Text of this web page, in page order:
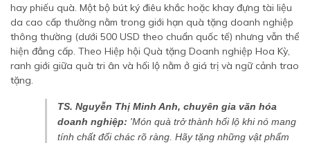
hay phiếu quà. Một bộ bút ký điêu khắc hoặc khay đựng tài liệu
da cao cấp thường nằm trong giới hạn quà tặng doanh nghiệp
thông thường (dưới 500 USD theo chuẩn quốc tế) nhưng vẫn thể
hiện đẳng cấp. Theo Hiệp hội Quà tặng Doanh nghiệp Hoa Kỳ,
ranh giới giữa quà tri ân và hối lộ nằm ở giá trị và ngữ cảnh trao
tặng.
TS. Nguyễn Thị Minh Anh, chuyên gia văn hóa
doanh nghiệp: 'Món quà trở thành hối lộ khi nó mang
tính chất đổi chác rõ ràng. Hãy tặng những vật phẩm